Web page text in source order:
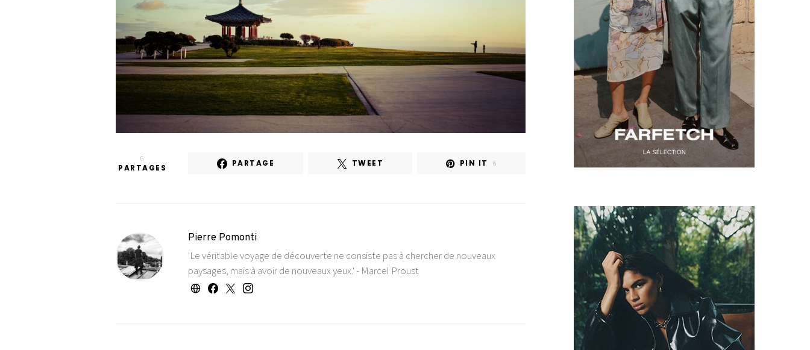
6
PARTAGES PARTAGE TWEET PIN IT 6
Pierre Pomonti
'Le véritable voyage de découverte ne consiste pas à chercher de nouveaux
paysages, mais à avoir de nouveaux yeux.' - Marcel Proust